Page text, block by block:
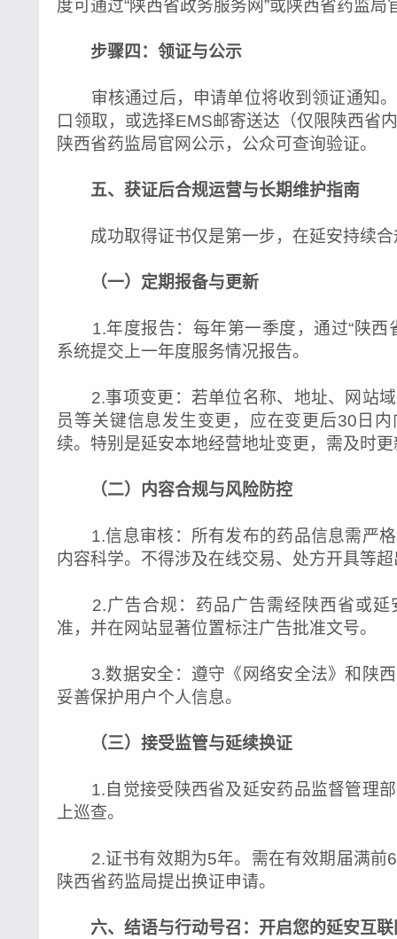
度可通过“陕西省政务服务网”或陕西省药监局
步骤四：领证与公示
审核通过后，申请单位将收到领证通知。
口领取，或选择EMS邮寄送达（仅限陕西省
陕西省药监局官网公示，公众可查询验证。
五、获证后合规运营与长期维护指南
成功取得证书仅是第一步，在延安持续合
（一）定期报备与更新
1.年度报告：每年第一季度，通过“陕西
系统提交上一年度服务情况报告。
2.事项变更：若单位名称、地址、网站域
员等关键信息发生变更，应在变更后30日
续。特别是延安本地经营地址变更，需及时
（二）内容合规与风险防控
1.信息审核：所有发布的药品信息需严格
内容科学。不得涉及在线交易、处方开具等
2.广告合规：药品广告需经陕西省或延
准，并在网站显著位置标注广告批准文号。
3.数据安全：遵守《网络安全法》和陕西
妥善保护用户个人信息。
（三）接受监管与延续换证
1.自觉接受陕西省及延安药品监督管理部
上巡查。
2.证书有效期为5年。需在有效期届满前6
陕西省药监局提出换证申请。
六、结语与行动号召：开启您的延安互联